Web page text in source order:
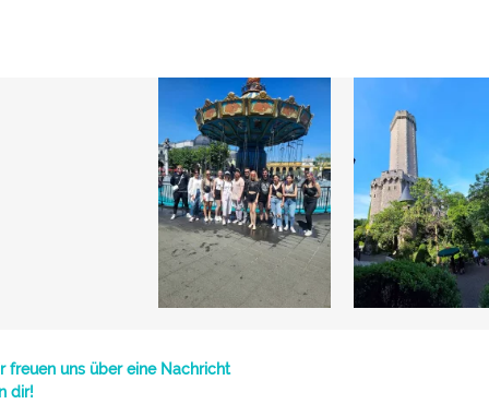
freuen uns über eine Nachricht
dir!